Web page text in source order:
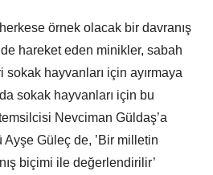
örnek olacak bir davranış
hareket eden minikler, sabah
hayvanları için ayırmaya
sokak hayvanları için bu
Nevciman Güldaş’a
Ayşe Güleç de, ’Bir milletin
biçimi ile değerlendirilir’